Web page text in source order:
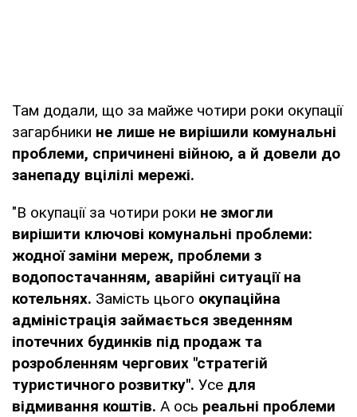
Там додали, що за майже чотири роки окупації
загарбники не лише не вирішили комунальні
проблеми, спричинені війною, а й довели до
занепаду вцілілі мережі.
"В окупації за чотири роки не змогли
вирішити ключові комунальні проблеми:
жодної заміни мереж, проблеми з
водопостачанням, аварійні ситуації на
котельнях. Замість цього окупаційна
адміністрація займається зведенням
іпотечних будинків під продаж та
розробленням чергових "стратегій
туристичного розвитку". Усе для
відмивання коштів. А ось реальні проблеми